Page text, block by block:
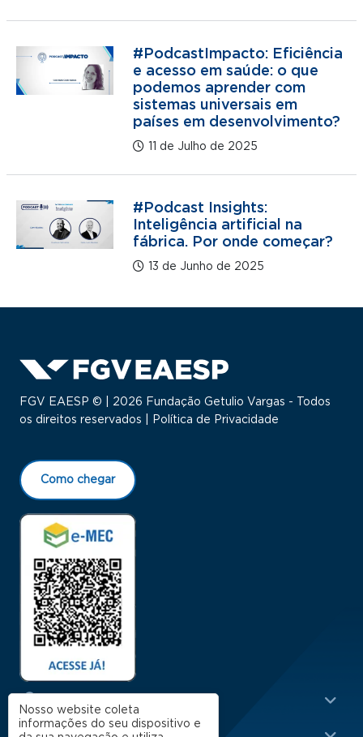
#PodcastImpacto: Eficiência
e acesso em saúde: o que
podemos aprender com
sistemas universais em
países em desenvolvimento?
11 de Julho de 2025
#Podcast Insights:
Inteligência artificial na
fábrica. Por onde começar?
13 de Junho de 2025
FGV EAESP © | 2026 Fundação Getulio Vargas - Todos
os direitos reservados |
Política de Privacidade
Como chegar
Menu Rodapé 1
Cursos
Escola
Nosso website coleta
informações do seu dispositivo e